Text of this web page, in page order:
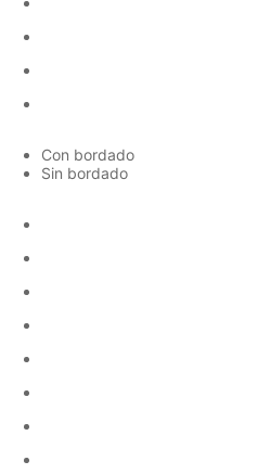
Con bordado
Sin bordado